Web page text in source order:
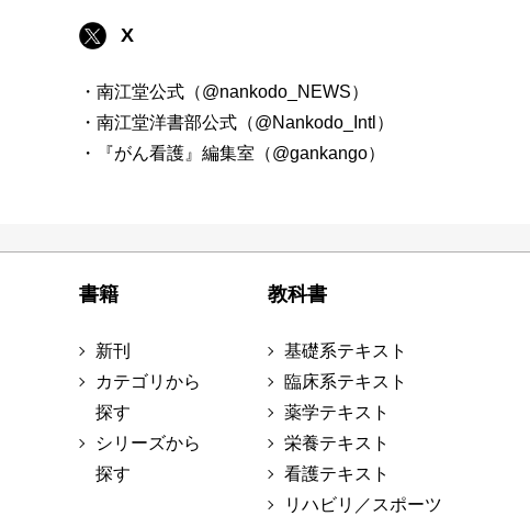
X
・南江堂公式（@nankodo_NEWS）
・南江堂洋書部公式（@Nankodo_Intl）
・『がん看護』編集室（@gankango）
書籍
新刊
カテゴリから
探す
シリーズから
探す
教科書
基礎系テキスト
臨床系テキスト
薬学テキスト
栄養テキスト
看護テキスト
リハビリ／スポーツ